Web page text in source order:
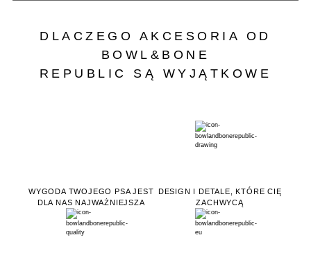
DLACZEGO AKCESORIA OD
BOWL&BONE
REPUBLIC SĄ WYJĄTKOWE
WYGODA TWOJEGO PSA JEST
DLA NAS NAJWAŻNIEJSZA
DESIGN I DETALE, KTÓRE CIĘ
ZACHWYCĄ